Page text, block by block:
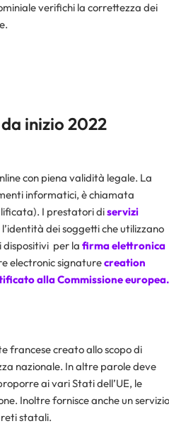
verifichi la correttezza dei
inizio 2022
con piena validità legale. La
informatici, è chiamata
I prestatori diservizi
dei soggetti che utilizzano
dispositivi per la firma elettronica
electronic signaturecreation
alla Commissione europea.
francese creato allo scopo di
nazionale. In altre parole deve
ai vari Stati dell’UE, le
Inoltre fornisce anche un servizio
statali.